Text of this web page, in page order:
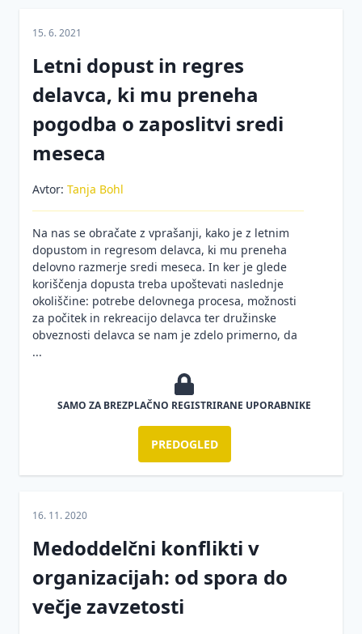
strojev
Nadzor
inšpektorja
varnost
zdravje
Hrup
delovnem
mestu
Zakonodaja
igral
Vprašanja
odgovori
Vzorci
Delovna
15. 6. 2021
Letni dopust in regres
delavca, ki mu preneha
pogodba o zaposlitvi sredi
meseca
Avtor: Tanja Bohl
Na nas se obračate z vprašanji, kako je z letnim
dopustom in regresom delavca, ki mu preneha
delovno razmerje sredi meseca. In ker je glede
koriščenja dopusta treba upoštevati naslednje
okoliščine: potrebe delovnega procesa, možnosti
za počitek in rekreacijo delavca ter družinske
obveznosti delavca se nam je zdelo primerno, da
...
SAMO ZA BREZPLAČNO REGISTRIRANE UPORABNIKE
PREDOGLED
16. 11. 2020
Medoddelčni konflikti v
organizacijah: od spora do
večje zavzetosti